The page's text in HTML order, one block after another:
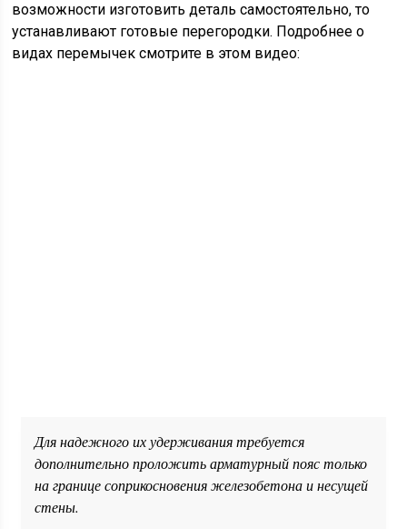
возможности изготовить деталь самостоятельно, то
устанавливают готовые перегородки. Подробнее о
видах перемычек смотрите в этом видео:
Для надежного их удерживания требуется
дополнительно проложить арматурный пояс только
на границе соприкосновения железобетона и несущей
стены.